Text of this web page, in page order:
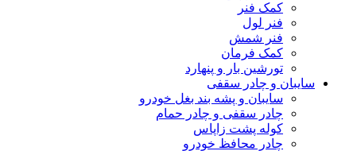
کمک فنر
فنر لول
فنر شمش
کمک فرمان
تورشین بار و پنهارد
سایبان و چادر سقفی
سایبان و پشه بند بغل خودرو
چادر سقفی و چادر حمام
کوله پشت زاپاس
چادر محافظ خودرو